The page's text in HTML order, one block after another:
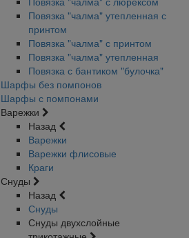
Повязка "чалма" утепленная с
принтом
Повязка "чалма" с принтом
Повязка "чалма" утепленная
Повязка с бантиком "булочка"
Шарфы без помпонов
Шарфы с помпонами
Варежки
Назад
Варежки
Варежки флисовые
Краги
Снуды
Назад
Снуды
Снуды двухслойные